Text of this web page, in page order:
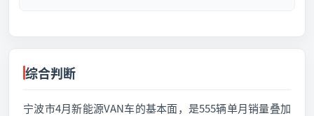
综合判断
宁波市4月新能源VAN车的基本面，是555辆单月销量叠加